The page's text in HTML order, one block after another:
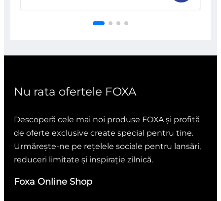
Nu rata ofertele FOXA
Descoperă cele mai noi produse FOXA și profită
de oferte exclusive create special pentru tine.
Urmărește-ne pe rețelele sociale pentru lansări,
reduceri limitate și inspirație zilnică.
Foxa Online Shop